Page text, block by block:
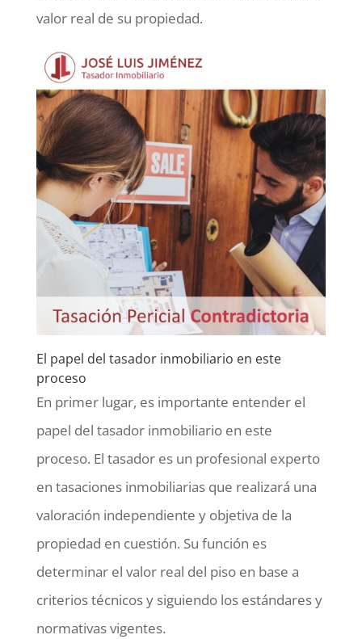
valor real de su propiedad.
El papel del tasador inmobiliario en este
proceso
En primer lugar, es importante entender el
papel del tasador inmobiliario en este
proceso. El tasador es un profesional experto
en tasaciones inmobiliarias que realizará una
valoración independiente y objetiva de la
propiedad en cuestión. Su función es
determinar el valor real del piso en base a
criterios técnicos y siguiendo los estándares y
normativas vigentes.